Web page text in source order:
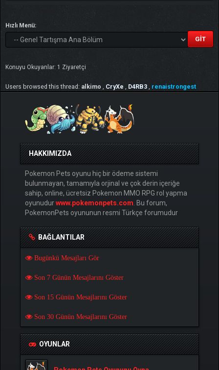
Hızlı Menü:
Konuyu Okuyanlar: 1 Ziyaretçi
Users browsed this thread: alkimo CryXe D4RB3 renaistrongest
HAKKIMIZDA
Pokemon Pets oyunu hiç bir ödeme sistemi
bulunmayan, tamamıyla orjinal ve çok derin içeriğe
sahip, online, ücretsiz Pokemon MMO RPG rol yapma
oyunudurwww.pokemonpets.com . Bu forum,
PokemonPets oyununun resmi Türkçe forumudur
BAĞLANTILAR
Bugünkü Mesajları Gör
Son 7 Günün Mesajlarını Göster
Son 15 Günün Mesajlarını Göster
Son 30 Günün Mesajlarını Göster
OYUNLAR